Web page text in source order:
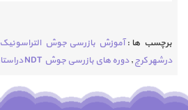
برچسب ها :آموزش بازرسی جوش التراسونیک UT
درشهر کرج,دوره های بازرسی جوش NDT دراستان البرز